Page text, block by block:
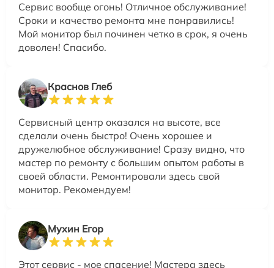
Сервис вообще огонь! Отличное обслуживание!
Сроки и качество ремонта мне понравились!
Мой монитор был починен четко в срок, я очень
доволен! Спасибо.
Краснов Глеб
Сервисный центр оказался на высоте, все
сделали очень быстро! Очень хорошее и
дружелюбное обслуживание! Сразу видно, что
мастер по ремонту с большим опытом работы в
своей области. Ремонтировали здесь свой
монитор. Рекомендуем!
Мухин Егор
Этот сервис - мое спасение! Мастера здесь